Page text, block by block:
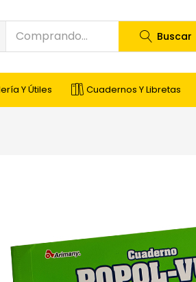
Buscar
Y Útiles Cuadernos Y Libretas